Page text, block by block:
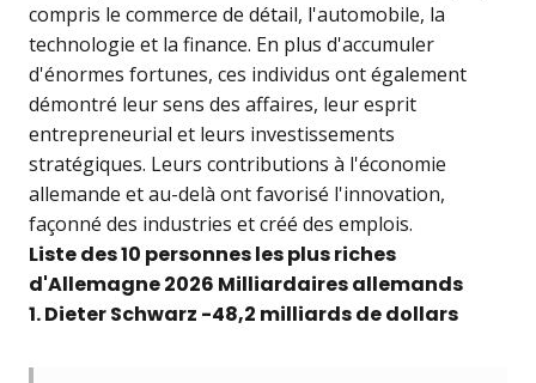
compris le commerce de détail, l'automobile, la
technologie et la finance. En plus d'accumuler
d'énormes fortunes, ces individus ont également
démontré leur sens des affaires, leur esprit
entrepreneurial et leurs investissements
stratégiques. Leurs contributions à l'économie
allemande et au-delà ont favorisé l'innovation,
façonné des industries et créé des emplois.
Liste des 10 personnes les plus riches
d'Allemagne 2026 Milliardaires allemands
1.Dieter Schwarz -48,2 milliards de dollars